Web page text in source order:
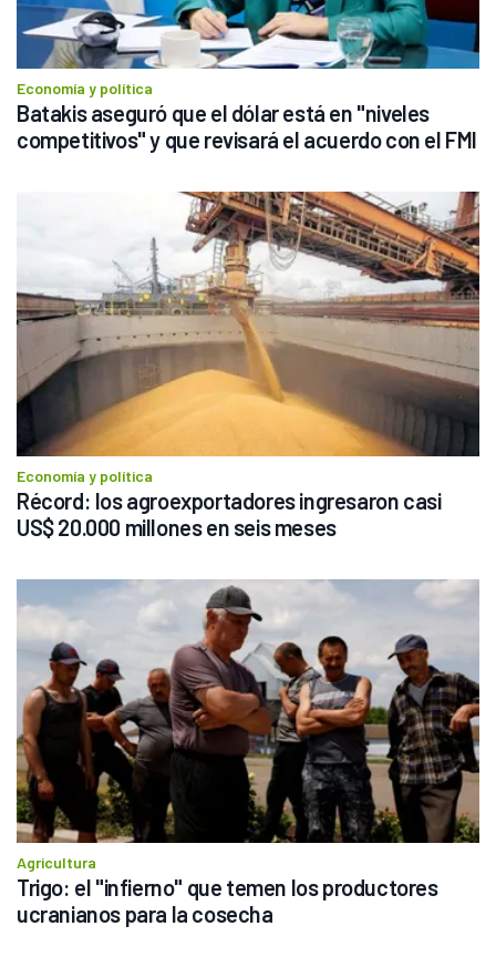
Economía y política
Batakis aseguró que el dólar está en "niveles
competitivos" y que revisará el acuerdo con el FMI
Economía y política
Récord: los agroexportadores ingresaron casi
US$ 20.000 millones en seis meses
Agricultura
Trigo: el "infierno" que temen los productores
ucranianos para la cosecha